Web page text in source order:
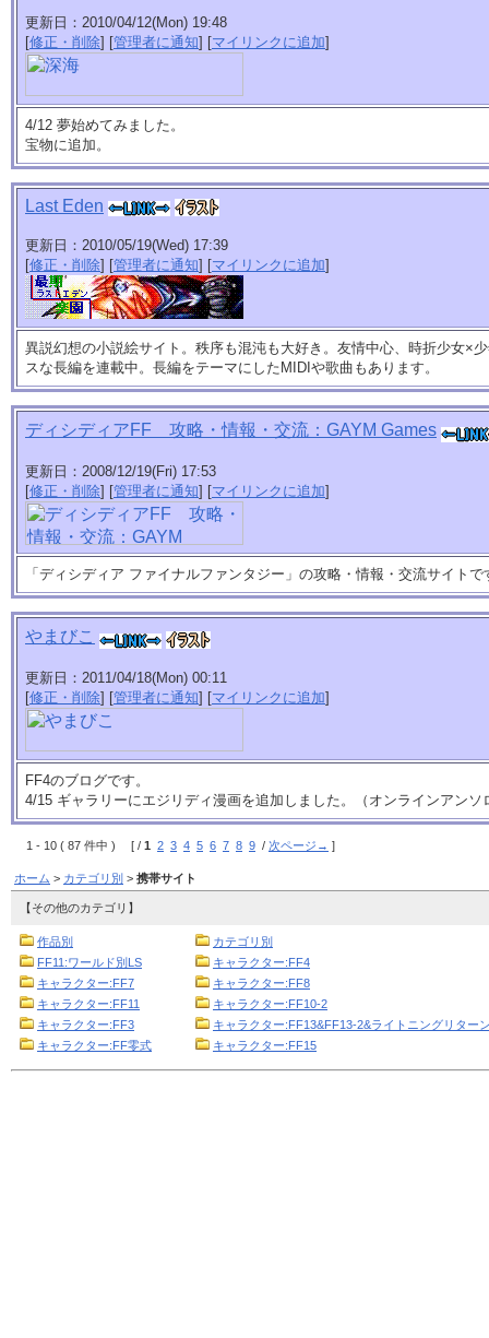
更新日：2010/04/12(Mon) 19:48
[修正・削除] [管理者に通知] [マイリンクに追加]
4/12 夢始めてみました。
宝物に追加。
Last Eden
更新日：2010/05/19(Wed) 17:39
[修正・削除] [管理者に通知] [マイリンクに追加]
異説幻想の小説絵サイト。秩序も混沌も大好き。友情中心、時折少女×
スな長編を連載中。長編をテーマにしたMIDIや歌曲もあります。
ディシディアFF 攻略・情報・交流：GAYM Games
更新日：2008/12/19(Fri) 17:53
[修正・削除] [管理者に通知] [マイリンクに追加]
「ディシディア ファイナルファンタジー」の攻略・情報・交流サイト
やまびこ
更新日：2011/04/18(Mon) 00:11
[修正・削除] [管理者に通知] [マイリンクに追加]
FF4のブログです。
4/15 ギャラリーにエジリディ漫画を追加しました。（オンラインアン
1 - 10 ( 87 件中 ) [ / 1 2 3 4 5 6 7 8 9 / 次ページ→ ]
ホーム > カテゴリ別 > 携帯サイト
【その他のカテゴリ】
作品別
カテゴリ別
FF11:ワールド別LS
キャラクター:FF4
キャラクター:FF7
キャラクター:FF8
キャラクター:FF11
キャラクター:FF10-2
キャラクター:FF3
キャラクター:FF13&FF13-2&ライトニングリター
キャラクター:FF零式
キャラクター:FF15